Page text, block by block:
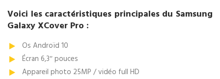
Voici les caractéristiques principales du Samsung
Galaxy XCover Pro :
Os Androïd 10
Écran 6,3″ pouces
Appareil photo 25MP / vidéo full HD